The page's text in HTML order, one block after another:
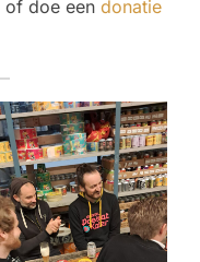
of doe een donatie